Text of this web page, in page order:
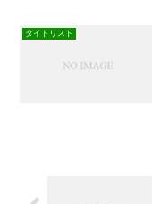
タイトリスト